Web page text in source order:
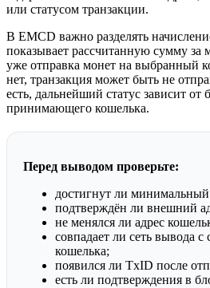
или статусом транзакции.
В EMCD важно разделять
показывает рассчитанную сумму
уже отправка монет на выбранный
нет, транзакция может быть не
есть, дальнейший статус зависит от
принимающего кошелька.
Перед выводом проверьте:
достигнут ли
подтверждён ли внешний
не менялся ли адрес
совпадает ли сеть вывода
кошелька;
появился ли TxID после
есть ли подтверждения в